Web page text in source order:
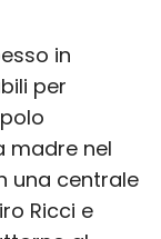
in
per
madre nel
una centrale
Ricci e